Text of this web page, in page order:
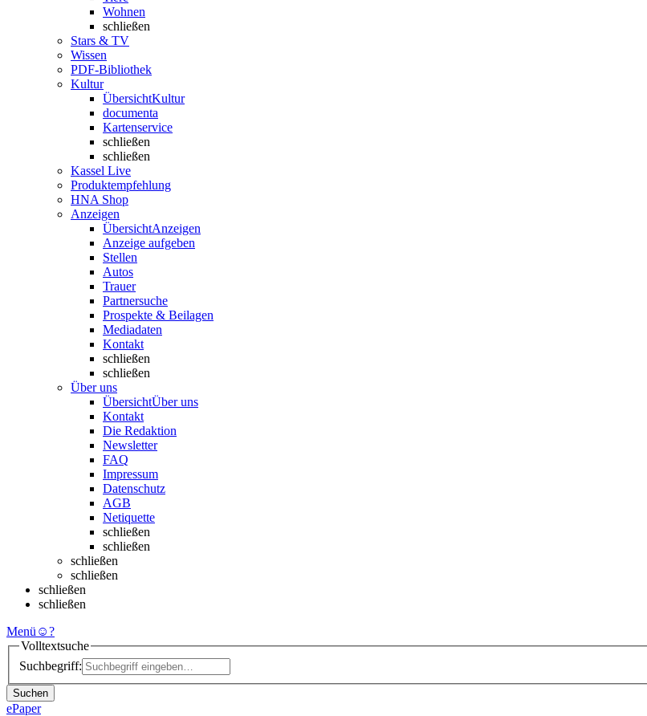
Wohnen
schließen
Stars & TV
Wissen
PDF-Bibliothek
Kultur
ÜbersichtKultur
documenta
Kartenservice
schließen
schließen
Kassel Live
Produktempfehlung
HNA Shop
Anzeigen
ÜbersichtAnzeigen
Anzeige aufgeben
Stellen
Autos
Trauer
Partnersuche
Prospekte & Beilagen
Mediadaten
Kontakt
schließen
schließen
Über uns
ÜbersichtÜber uns
Kontakt
Die Redaktion
Newsletter
FAQ
Impressum
Datenschutz
AGB
Netiquette
schließen
schließen
schließen
schließen
schließen
schließen
Menü ☺?
Volltextsuche
Suchbegriff:
Suchen
ePaper